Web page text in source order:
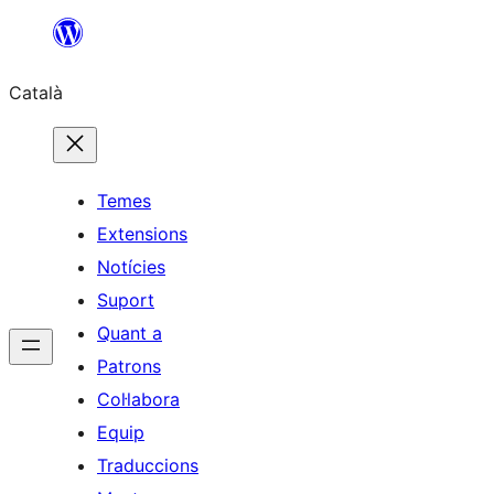
contingut
Català
Temes
Extensions
Notícies
Suport
Quant a
Patrons
Col·labora
Equip
Traduccions